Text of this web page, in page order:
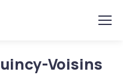
Voisins